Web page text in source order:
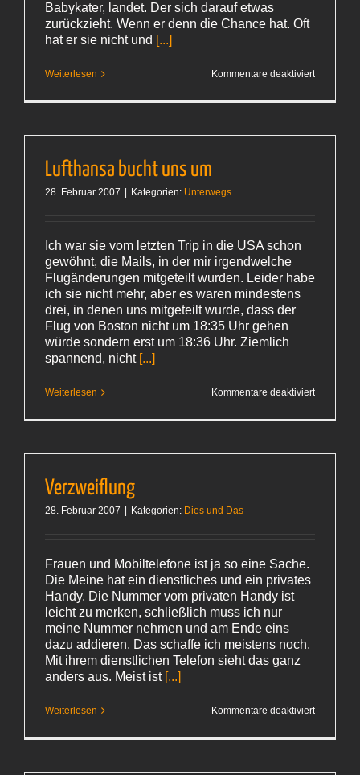
Babykater, landet. Der sich darauf etwas
zurückzieht. Wenn er denn die Chance hat. Oft
hat er sie nicht und [...]
Weiterlesen Kommentare deaktiviertfür
Lufthansa bucht uns um
28. Februar 2007 Kategorien: Unterwegs
Ich war sie vom letzten Trip in die USA schon
gewöhnt, die Mails, in der mir irgendwelche
Flugänderungen mitgeteilt wurden. Leider habe
ich sie nicht mehr, aber es waren mindestens
drei, in denen uns mitgeteilt wurde, dass der
Flug von Boston nicht um 18:35 Uhr gehen
würde sondern erst um 18:36 Uhr. Ziemlich
spannend, nicht [...]
Weiterlesen Kommentare deaktiviertfür
Verzweiflung
28. Februar 2007 Kategorien: Dies und Das
Frauen und Mobiltelefone ist ja so eine Sache.
Die Meine hat ein dienstliches und ein privates
Handy. Die Nummer vom privaten Handy ist
leicht zu merken, schließlich muss ich nur
meine Nummer nehmen und am Ende eins
dazu addieren. Das schaffe ich meistens noch.
Mit ihrem dienstlichen Telefon sieht das ganz
anders aus. Meist ist [...]
Weiterlesen Kommentare deaktiviertfür